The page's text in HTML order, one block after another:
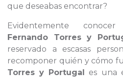
que deseabas encontrar?
Evidentemente
Fernando Torres y
reservado a escasas
recomponer quién y cómo
Torres y Portugal es una